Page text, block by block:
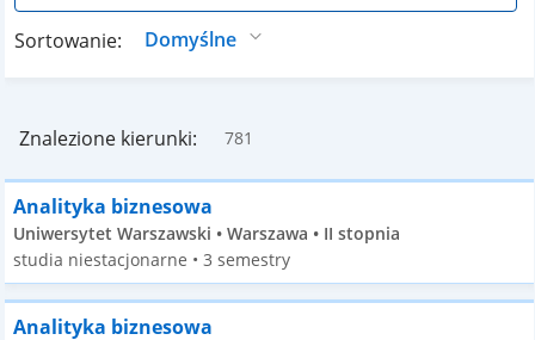
Sortowanie:
Znalezione kierunki: 781
Analityka biznesowa
Uniwersytet Warszawski • Warszawa • II stopnia
studia niestacjonarne • 3 semestry
Analityka biznesowa